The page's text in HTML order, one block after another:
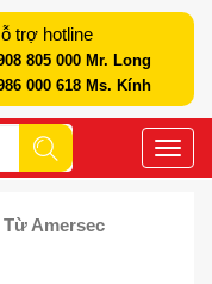
trợ hotline
805 000 Mr. Long
000 618 Ms. Kính
Toggle
Amersec